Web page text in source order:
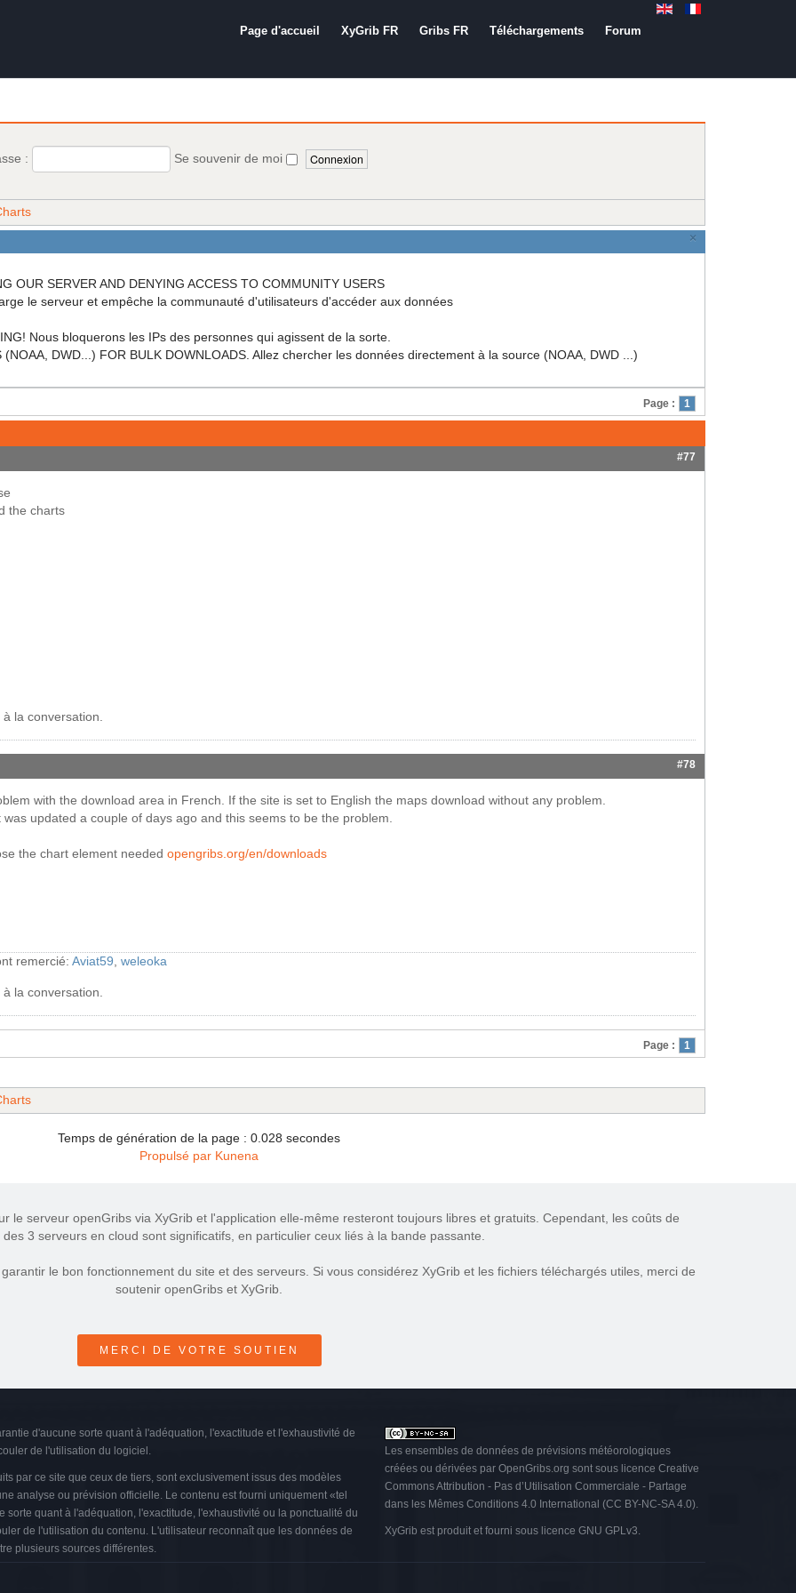
Page d'accueil XyGrib FR Gribs FR Téléchargements Forum
: Se souvenir de moi
×
OUR SERVER AND DENYING ACCESS TO COMMUNITY USERS
le serveur et empêche la communauté d'utilisateurs d'accéder aux données
Nous bloquerons les IPs des personnes qui agissent de la sorte.
DWD...) FOR BULK DOWNLOADS. Allez chercher les données directement à la source (NOAA, DWD ...)
Page : 1
#77
the charts
la conversation.
#78
with the download area in French. If the site is set to English the maps download without any problem.
updated a couple of days ago and this seems to be the problem.
the chart element needed opengribs.org/en/downloads
remercié: Aviat59, weleoka
la conversation.
Page : 1
Temps de génération de la page : 0.028 secondes
Propulsé par Kunena
le serveur openGribs via XyGrib et l'application elle-même resteront toujours libres et gratuits. Cependant, les coûts de
3 serveurs en cloud sont significatifs, en particulier ceux liés à la bande passante.
le bon fonctionnement du site et des serveurs. Si vous considérez XyGrib et les fichiers téléchargés utiles, merci de
soutenir openGribs et XyGrib.
MERCI DE VOTRE SOUTIEN
d'aucune sorte quant à l'adéquation, l'exactitude et l'exhaustivité de
de l'utilisation du logiciel.
par ce site que ceux de tiers, sont exclusivement issus des modèles
analyse ou prévision officielle. Le contenu est fourni uniquement «tel
quant à l'adéquation, l'exactitude, l'exhaustivité ou la ponctualité du
de l'utilisation du contenu. L'utilisateur reconnaît que les données de
plusieurs sources différentes.
Les ensembles de données de prévisions météorologiques
créées ou dérivées par OpenGribs.org sont sous licence Creative
Commons Attribution - Pas d’Utilisation Commerciale - Partage
dans les Mêmes Conditions 4.0 International (CC BY-NC-SA 4.0).
XyGrib est produit et fourni sous licenceGNU GPLv3.